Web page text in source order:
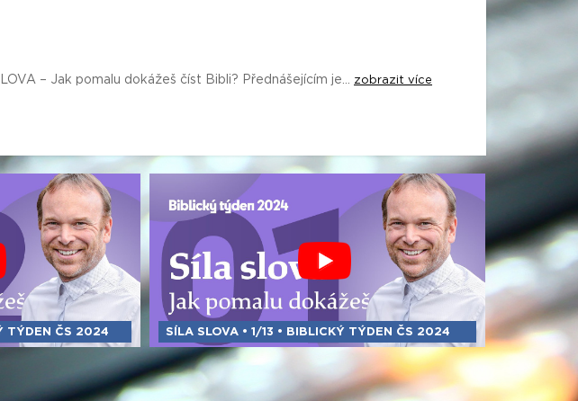
– Jak pomalu dokážeš číst Bibli? Přednášejícím je... zobrazit více
TÝDEN ČS 2024 SÍLA SLOVA • 1/13 • BIBLICKÝ TÝDEN ČS 2024